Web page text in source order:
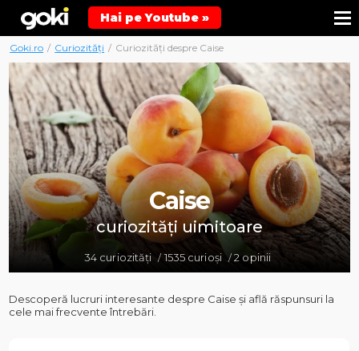
Hai pe Youtube »
Goki.ro / Curiozități / Curiozități despre Caise
Caise
curiozități uimitoare
34 curiozități / 1535 curioși /2 opinii
Descoperă lucruri interesante despre Caise și află răspunsuri la
cele mai frecvente întrebări.